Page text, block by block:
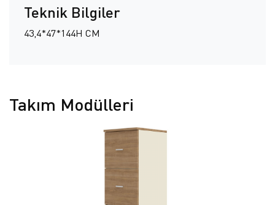
Teknik Bilgiler
43,4*47*144H CM
Takım Modülleri